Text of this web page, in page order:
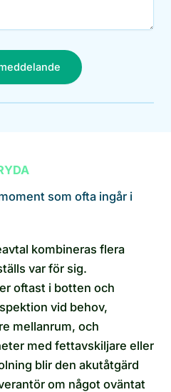
som ofta ingår i
kombineras flera
var för sig.
oftast i botten och
vid behov,
mellanrum, och
med fettavskiljare eller
blir den akutåtgärd
om något oväntat